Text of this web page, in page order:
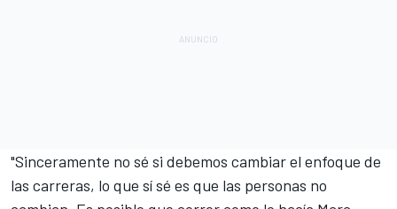
"Sinceramente no sé si debemos cambiar el enfoque de
las carreras, lo que sí sé es que las personas no